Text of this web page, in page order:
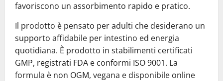
favoriscono un assorbimento rapido e pratico.
Il prodotto è pensato per adulti che desiderano un
supporto affidabile per intestino ed energia
quotidiana. È prodotto in stabilimenti certificati
GMP, registrati FDA e conformi ISO 9001. La
formula è non OGM, vegana e disponibile online